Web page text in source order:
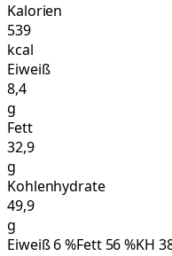
Kalorien
539
kcal
Eiweiß
8,4
g
Fett
32,9
g
Kohlenhydrate
49,9
g
Eiweiß6%Fett 56%KH